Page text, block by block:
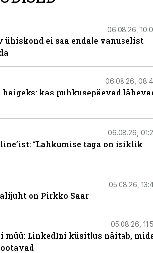
06.08.26,
ühiskond ei saa endale vanuselist
06.08.26,
kas puhkusepäevad
06.08.26,
“Lahkumise taga on isiklik
05.08.26,
on Pirkko Saar
05.08.26,
müü: LinkedIni küsitlus näitab,